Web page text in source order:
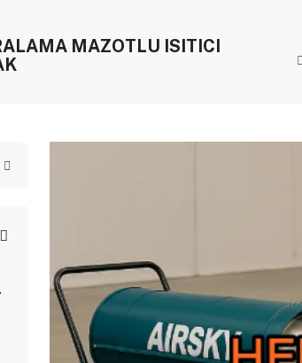
MAZOTLU ISITICI